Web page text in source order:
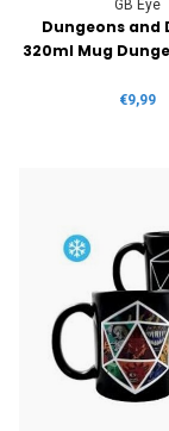
GB Eye
Dungeons and
320ml Mug
€9,99